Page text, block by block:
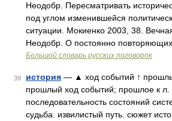
Неодобр. Пересматривать
под углом изменившейся
ситуации. Мокиенко 2003, 38.
Неодобр. О постоянно
Большой словарь русских поговорок
39 история — ▲ ход событий ↑
прошлый ход событий; прошлое к л.
последовательность состояний
судьба. извилистый путь. сюжет